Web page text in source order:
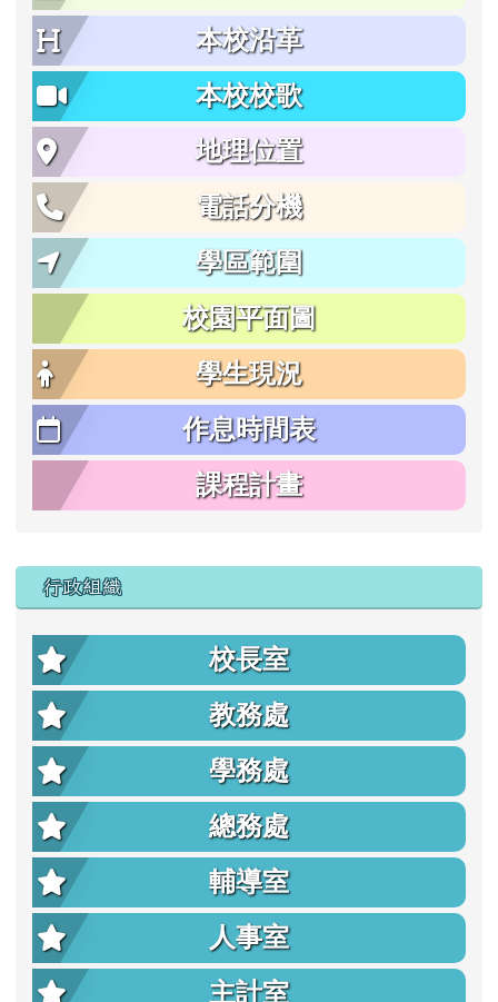
本校沿革
本校校歌
地理位置
電話分機
學區範圍
校園平面圖
學生現況
作息時間表
課程計畫
行政組織
校長室
教務處
學務處
總務處
輔導室
人事室
主計室